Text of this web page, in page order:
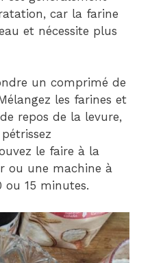
car la farine
et nécessite plus
un comprimé de
les farines et
repos de la levure,
le faire à la
ou une machine à
ou 15 minutes.